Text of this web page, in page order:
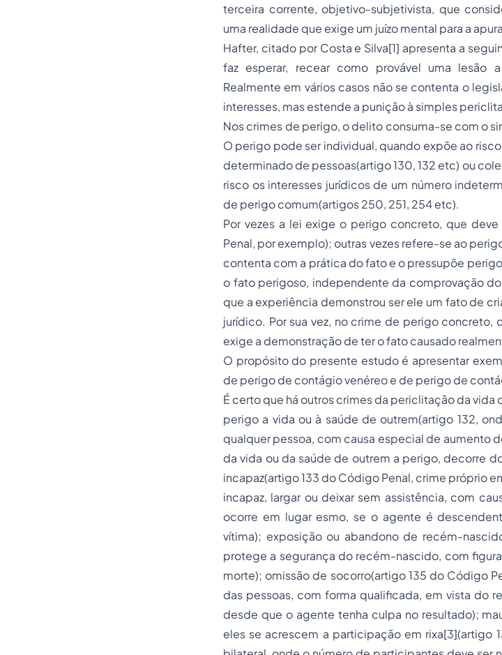
terceira corrente, objetivo-subjetivista, que
uma realidade que exige um juízo mental para a
Hafter, citado por Costa e Silva[1] apresenta a
faz esperar, recear como provável uma lesão
Realmente em vários casos não se contenta o
interesses, mas estende a punição à simples
Nos crimes de perigo, o delito consuma-se com o
O perigo pode ser individual, quando expõe ao
determinado de pessoas(artigo 130, 132 etc) ou
risco os interesses jurídicos de um número
de perigo comum(artigos 250, 251, 254 etc).
Por vezes a lei exige o perigo concreto, que
Penal, por exemplo); outras vezes refere-se ao
contenta com a prática do fato e o pressupõe
o fato perigoso, independente da comprovação
que a experiência demonstrou ser ele um fato de
jurídico. Por sua vez, no crime de perigo concreto,
exige a demonstração de ter o fato causado
O propósito do presente estudo é apresentar
de perigo de contágio venéreo e de perigo de
É certo que há outros crimes da periclitação da
perigo a vida ou à saúde de outrem(artigo 132,
qualquer pessoa, com causa especial de aumento
da vida ou da saúde de outrem a perigo, decorre
incapaz(artigo 133 do Código Penal, crime próprio
incapaz, largar ou deixar sem assistência, com
ocorre em lugar esmo, se o agente é
vítima); exposição ou abandono de recém-
protege a segurança do recém-nascido, com
morte); omissão de socorro(artigo 135 do Código
das pessoas, com forma qualificada, em vista do
desde que o agente tenha culpa no resultado);
eles se acrescem a participação em rixa[3](artigo